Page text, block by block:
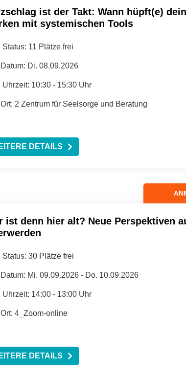
ist der Takt: Wann hüpft(e)
mit systemischen Tools
Status: 11 Plätze frei
Datum: Di. 08.09.2026
Uhrzeit: 10:30 - 15:30 Uhr
Ort: 2 Zentrum für Seelsorge und Beratung
DETAILS
ist denn hier alt? Neue Perspektiven
Status: 30 Plätze frei
Datum: Mi. 09.09.2026 - Do. 10.09.2026
Uhrzeit: 14:00 - 13:00 Uhr
Ort: 4_Zoom-online
DETAILS